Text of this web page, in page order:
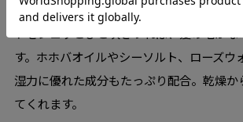
トにも最適な「アウェイクンシャワー」。
す。ホホバオイルやシーソルト、ローズウ
湿力に優れた成分もたっぷり配合。乾燥か
てくれます。